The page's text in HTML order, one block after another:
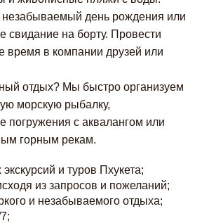
незабываемый день рождения или
свидание на борту. Провести
время в компании друзей или
отдых? Мы быстро организуем
морскую рыбалку,
погружения с аквалангом или
горным рекам.
и туров Пхукета;
из запросов и пожеланий;
и незабываемого отдыха;